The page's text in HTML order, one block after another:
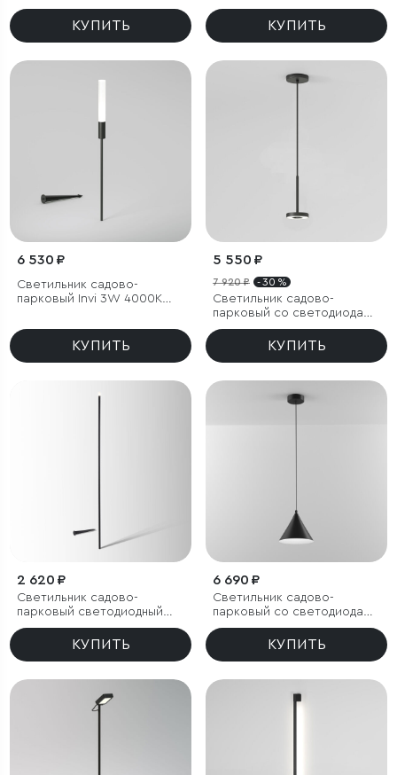
КУПИТЬ
Landscape 29W черный
КУПИТЬ
6 530 ₽
Светильник садово-
парковый Invi 3W 4000K
КУПИТЬ
5 550 ₽
7 920 ₽ - 30 %
Светильник садово-
парковый со светодиодами
Verano черный
КУПИТЬ
2 620 ₽
Светильник садово-
парковый светодиодный
Lumos
КУПИТЬ
6 690 ₽
Светильник садово-
парковый со светодиодами
Bevel
КУПИТЬ